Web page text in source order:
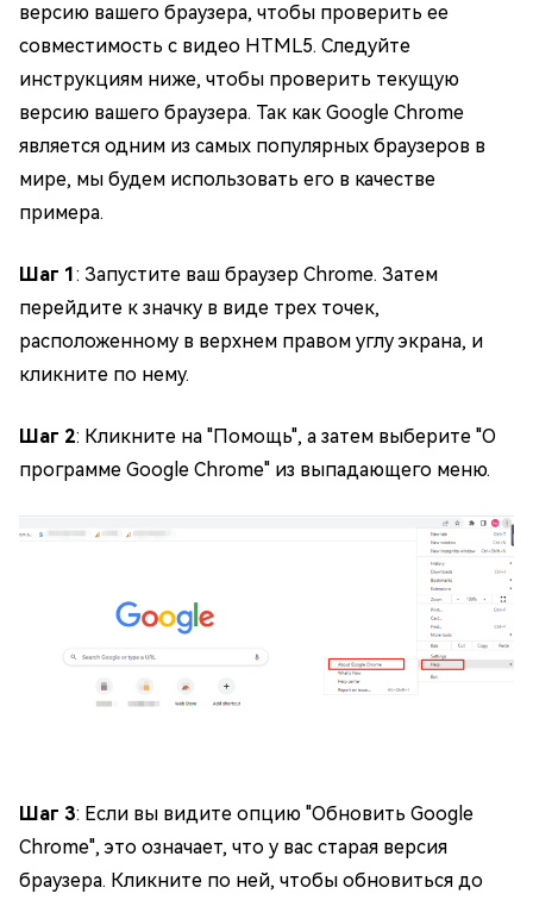
версию вашего браузера, чтобы проверить ее
совместимость с видео HTML5. Следуйте
инструкциям ниже, чтобы проверить текущую
версию вашего браузера. Так как Google Chrome
является одним из самых популярных браузеров в
мире, мы будем использовать его в качестве
примера.
Шаг 1: Запустите ваш браузер Chrome. Затем
перейдите к значку в виде трех точек,
расположенному в верхнем правом углу экрана, и
кликните по нему.
Шаг 2: Кликните на "Помощь", а затем выберите "О
программе Google Chrome" из выпадающего меню.
Шаг 3: Если вы видите опцию "Обновить Google
Chrome", это означает, что у вас старая версия
браузера. Кликните по ней, чтобы обновиться до